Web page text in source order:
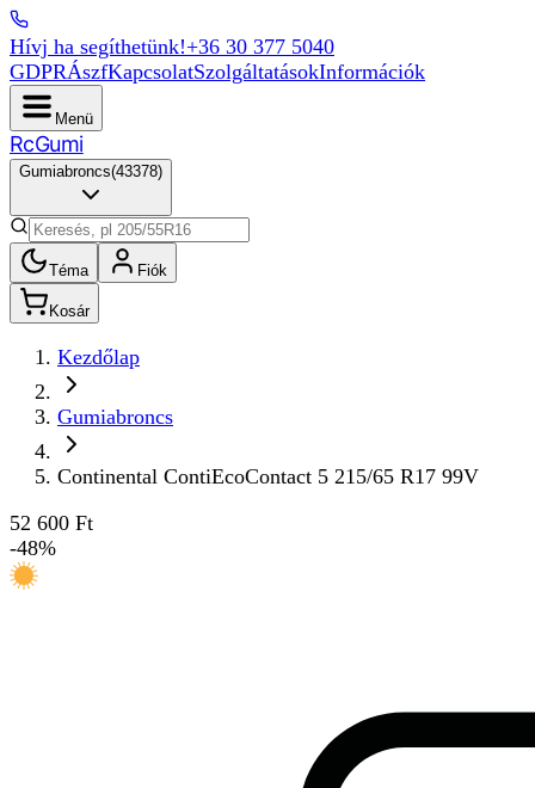
Hívj ha segíthetünk!+36 30 377 5040
GDPRÁszfKapcsolatSzolgáltatásokInformációk
Menü
RcGumi
Gumiabroncs(43378)
Téma Fiók
Kosár
Kezdőlap
Gumiabroncs
Continental ContiEcoContact 5 215/65 R17 99V
52 600 Ft
-48%